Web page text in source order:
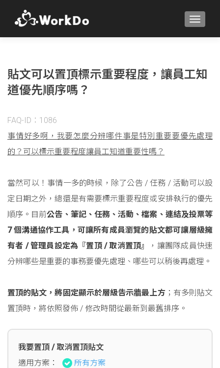
貼文可以置頂標示重要程度，讓員工知
道優先順序嗎？
FAQ-ID：1086
事情好多啊，我要怎麼分辨哪件事是特別重要要優先處理
的？可以標示重要程度讓員工知道重要性嗎？
當然可以！事情一多的時候，除了公告 / 任務 / 活動可以設
定日期之外，總還是有需要標示重要程度或安排執行的優先
順序。目前公告、筆記、任務、活動、檔案、連結及投票等
7 個溝通協作工具，可讓所有成員瀏覽的貼文都可讓層級擁
有者 / 管理員設定為『置頂 / 取消置頂』
，讓團隊成員快速
分辨哪些是重要的事務要優先處理、哪些可以稍後再處理。
置頂的貼文，將固定顯示於層級告示牆最上方；有多則貼文
置頂時，將依照發佈 / 修改時間從最新到最舊排序。
我要置頂 / 取消置頂貼文
適用方案：
所有方案